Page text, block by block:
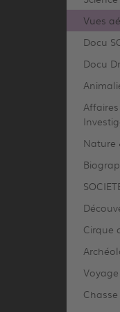
Vues
Docu
Docu
Nature
Cirque